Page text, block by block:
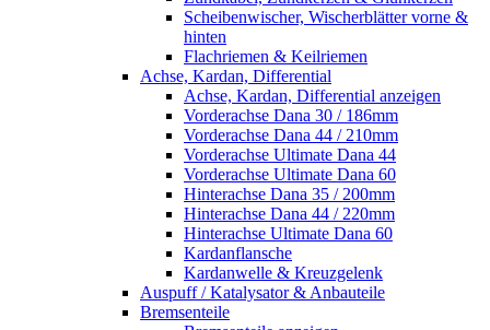
Scheibenwischer, Wischerblätter vorne &
hinten
Flachriemen & Keilriemen
Achse, Kardan, Differential
Achse, Kardan, Differential anzeigen
Vorderachse Dana 30 / 186mm
Vorderachse Dana 44 / 210mm
Vorderachse Ultimate Dana 44
Vorderachse Ultimate Dana 60
Hinterachse Dana 35 / 200mm
Hinterachse Dana 44 / 220mm
Hinterachse Ultimate Dana 60
Kardanflansche
Kardanwelle & Kreuzgelenk
Auspuff / Katalysator & Anbauteile
Bremsenteile